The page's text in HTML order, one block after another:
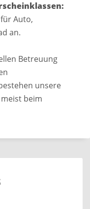
Auto,
an.
Betreuung
unsere
beim